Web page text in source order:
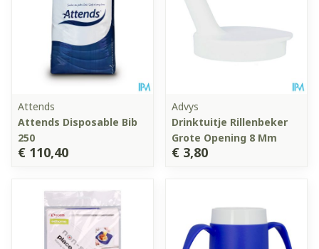
Attends
Attends Disposable Bib
250
€ 110,40
Advys
Drinktuitje Rillenbeker
Grote Opening 8 Mm
€ 3,80